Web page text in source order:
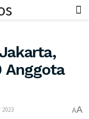
Anggota
2023 AA